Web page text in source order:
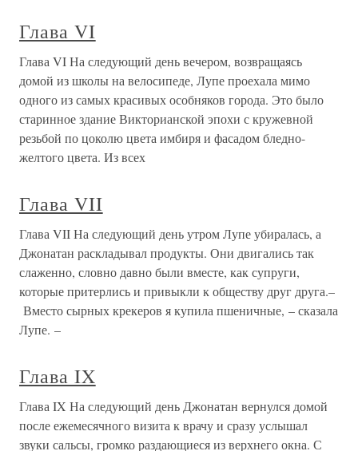
Глава VI
Глава VI На следующий день вечером, возвращаясь
домой из школы на велосипеде, Лупе проехала мимо
одного из самых красивых особняков города. Это было
старинное здание Викторианской эпохи с кружевной
резьбой по цоколю цвета имбиря и фасадом бледно-
желтого цвета. Из всех
Глава VII
Глава VII На следующий день утром Лупе убиралась, а
Джонатан раскладывал продукты. Они двигались так
слаженно, словно давно были вместе, как супруги,
которые притерлись и привыкли к обществу друг друга.–
Вместо сырных крекеров я купила пшеничные, – сказала
Лупе. –
Глава IX
Глава IX На следующий день Джонатан вернулся домой
после ежемесячного визита к врачу и сразу услышал
звуки сальсы, громко раздающиеся из верхнего окна. С